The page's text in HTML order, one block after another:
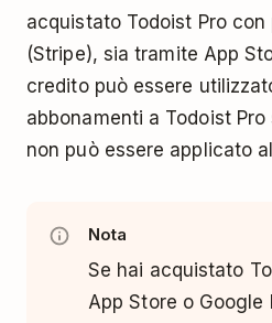
acquistato Todoist Pro
(Stripe), sia tramite App
credito può essere
abbonamenti a Todoist
non può essere applicato
Nota
Se hai acquistato
App Store o Google